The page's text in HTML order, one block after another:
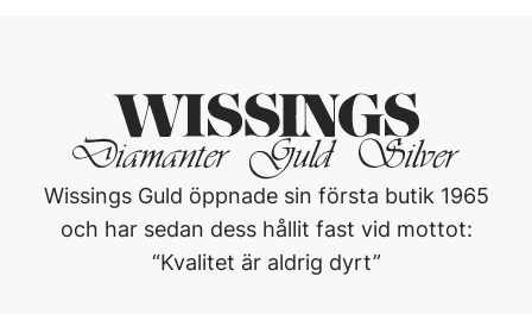
Wissings Guld öppnade sin första butik 1965
och har sedan dess hållit fast vid mottot:
“Kvalitet är aldrig dyrt”